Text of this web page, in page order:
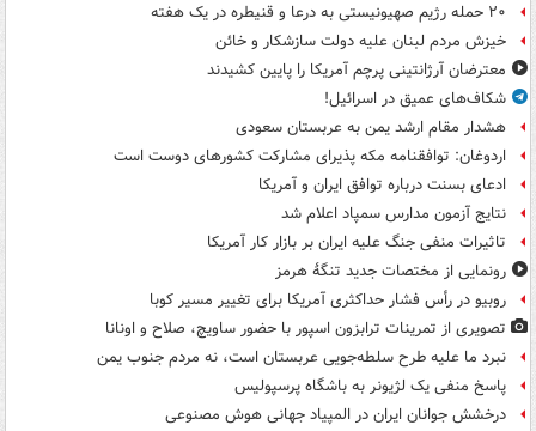
۲۰ حمله رژیم صهیونیستی به درعا و قنیطره در یک هفته
خیزش مردم لبنان علیه دولت سازشکار و خائن
معترضان آرژانتینی پرچم آمریکا را پایین کشیدند
شکاف‌های عمیق در اسرائیل!
هشدار مقام ارشد یمن به عربستان سعودی
اردوغان: توافقنامه مکه پذیرای مشارکت کشورهای دوست است
ادعای بسنت درباره توافق ایران و آمریکا
نتایج آزمون مدارس سمپاد اعلام شد
تاثیرات منفی جنگ علیه ایران بر بازار کار آمریکا
رونمایی از مختصات جدید تنگۀ هرمز
روبیو در رأس فشار حداکثری آمریکا برای تغییر مسیر کوبا
تصویری از تمرینات ترابزون اسپور با حضور ساویچ، صلاح و اونانا
نبرد ما علیه طرح سلطه‌جویی عربستان است، نه مردم جنوب یمن
پاسخ منفی یک لژیونر به باشگاه پرسپولیس
درخشش جوانان ایران در المپیاد جهانی هوش مصنوعی